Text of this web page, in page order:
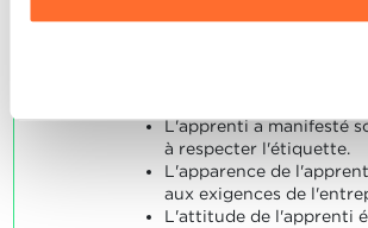
Charte d’usage des cookieset notre
L'apprenti adapte son
L'apprenti a manifesté
à respecter l'étiquette.
L'apparence de
aux exigences de
L'attitude de l'apprenti